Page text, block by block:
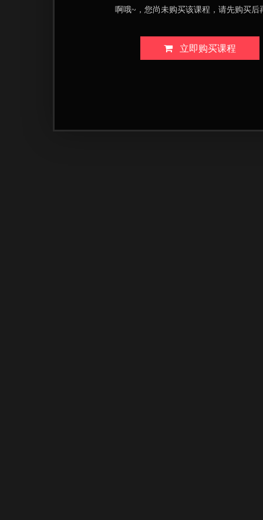
啊哦~，您尚未购买该课程，请先购买后
立即购买课程